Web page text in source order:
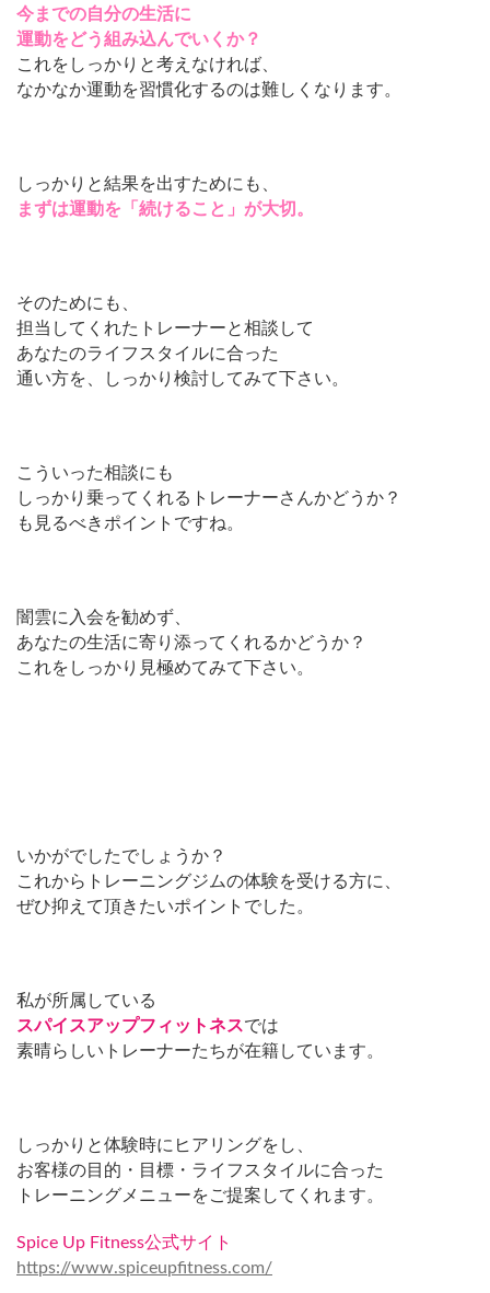
今までの自分の生活に
運動をどう組み込んでいくか？
これをしっかりと考えなければ、
なかなか運動を習慣化するのは難しくなります。
しっかりと結果を出すためにも、
まずは運動を「続けること」が大切。
そのためにも、
担当してくれたトレーナーと相談して
あなたのライフスタイルに合った
通い方を、しっかり検討してみて下さい。
こういった相談にも
しっかり乗ってくれるトレーナーさんかどうか？
も見るべきポイントですね。
闇雲に入会を勧めず、
あなたの生活に寄り添ってくれるかどうか？
これをしっかり見極めてみて下さい。
いかがでしたでしょうか？
これからトレーニングジムの体験を受ける方に、
ぜひ抑えて頂きたいポイントでした。
私が所属している
スパイスアップフィットネスでは
素晴らしいトレーナーたちが在籍しています。
しっかりと体験時にヒアリングをし、
お客様の目的・目標・ライフスタイルに合った
トレーニングメニューをご提案してくれます。
Spice Up Fitness公式サイト
https://www.spiceupfitness.com/